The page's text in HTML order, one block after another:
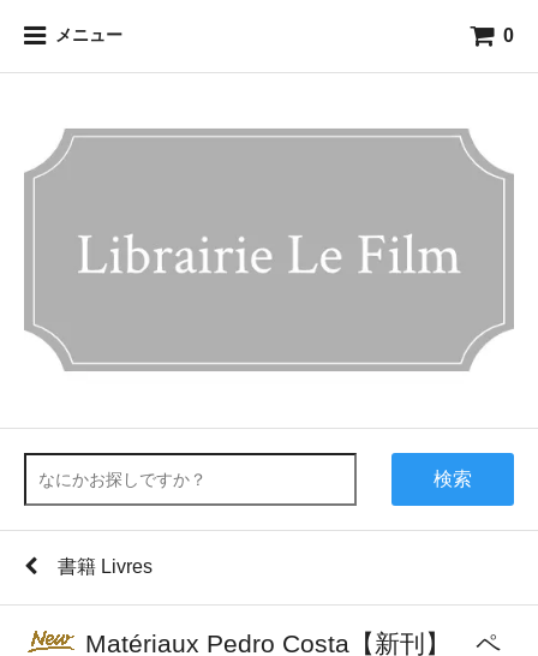
メニュー 0
検索
書籍 Livres
Matériaux Pedro Costa【新刊】 ペ